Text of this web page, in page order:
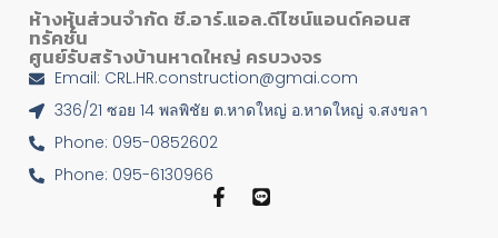
ห้างหุ้นส่วนจำกัด ซี.อาร์.แอล.ดีไซน์แอนด์คอนส
ทรัคชั่น
ศูนย์รับสร้างบ้านหาดใหญ่ ครบวงจร
Email: CRL.HR.construction@gmai.com
336/21 ซอย 14 พลพิชัย ต.หาดใหญ่ อ.หาดใหญ่ จ.สงขลา
Phone: 095-0852602
Phone: 095-6130966